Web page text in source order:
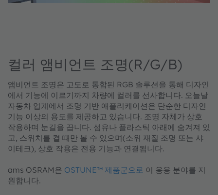
컬러 앰비언트 조명(R/G/B)
앰비언트 조명은 고도로 통합된 RGB 솔루션을 통해 디자인
에서 기능에 이르기까지 차량에 컬러를 선사합니다. 오늘날
자동차 업계에서 조명 기반 애플리케이션은 단순한 디자인
기능 이상의 용도를 제공하고 있습니다. 조명 자체가 상호
작용하며 눈길을 끕니다. 섬유나 플라스틱 아래에 숨겨져 있
고, 스위치를 켤 때만 볼 수 있으며(소위 재질 조명 또는 샤
이테크), 상호 작용은 전용 기능과 연결됩니다.
ams OSRAM은 OSTUNE™ 제품군으로 이 응용 분야를 지
원합니다.